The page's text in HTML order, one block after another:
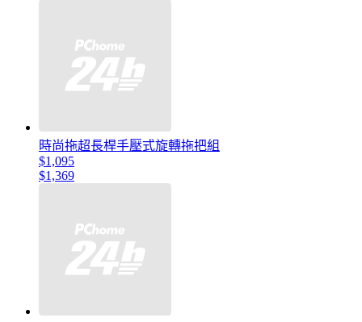
時尚拖超長桿手壓式旋轉拖把組
$1,095
$1,369